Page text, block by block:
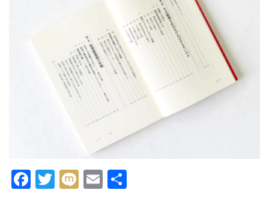
Facebook
Twitter
MixiEmail